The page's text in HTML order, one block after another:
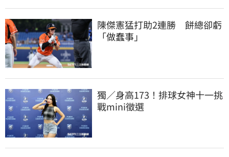
陳傑憲猛打助2連勝　餅總卻虧
「做蠢事」
獨／身高173！排球女神十一挑
戰mini徵選